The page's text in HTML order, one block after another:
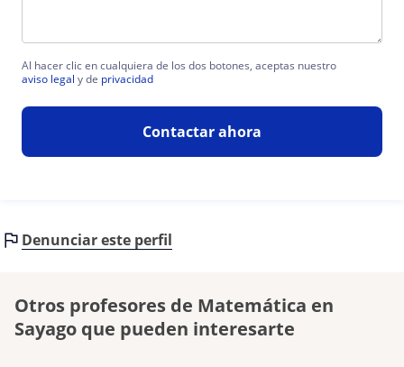
Al hacer clic en cualquiera de los dos botones, aceptas nuestro
aviso legal y de privacidad
Contactar ahora
Denunciar este perfil
Otros profesores de Matemática en
Sayago que pueden interesarte